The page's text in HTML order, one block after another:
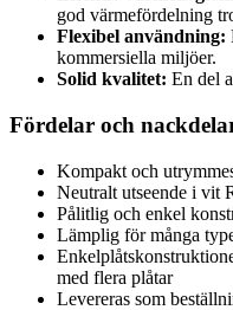
god värmefördelning
Flexibel användning:
kommersiella miljöer.
Solid kvalitet: En del
Fördelar och
Kompakt och
Neutralt utseende i vit
Pålitlig och enkel
Lämplig för många
med flera plåtar
Levereras som